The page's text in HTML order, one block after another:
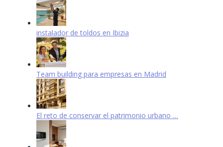
instalador de toldos en Ibizia
Team building para empresas en Madrid
El reto de conservar el patrimonio urbano …